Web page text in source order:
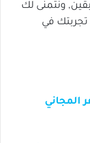
ونتمنى لك
في
المجاني